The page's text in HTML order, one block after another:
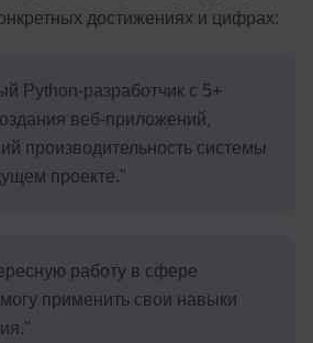
достижениях и цифрах:
Python-разработчик с 5+
веб-приложений,
производительность системы
проекте."
работу в сфере
применить свои навыки